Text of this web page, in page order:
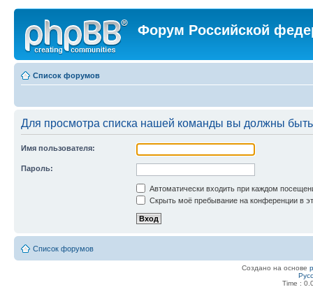
Форум Российской
Список форумов
Для просмотра списка нашей команды вы должны
Имя пользователя:
Пароль:
Автоматически входить при каждом
Скрыть моё пребывание на конференции в
Список форумов
Создано на основе
Time :